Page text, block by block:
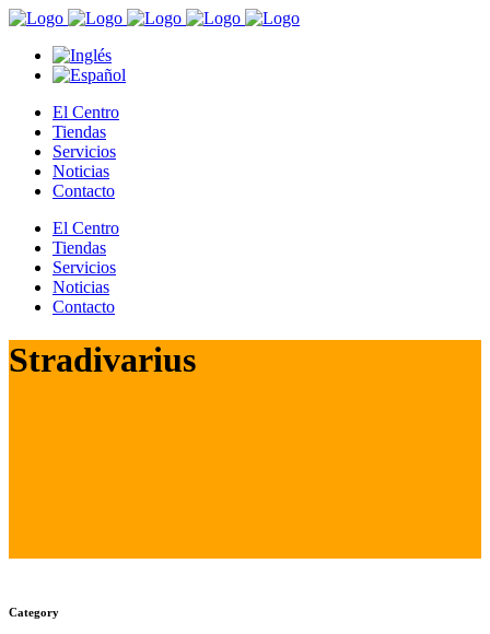
El Centro
Tiendas
Servicios
Noticias
Contacto
El Centro
Tiendas
Servicios
Noticias
Contacto
Stradivarius
Category